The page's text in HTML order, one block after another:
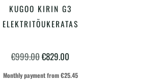
LISA KORVI
KUGOO KIRIN G3
ELEKTRITÕUKERATAS
€999.00Algne
hind
€829.00
hind
Monthly payment from€25.45